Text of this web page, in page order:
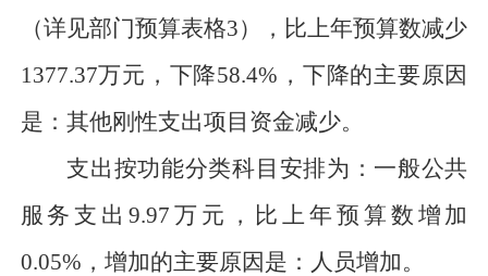
（详见部门预算表格3），比上年预算数减少
1377.37万元 ，下降58.4%，下降的主要原因
是： 其他刚性支出项目资金减少。
支出按功能分类科目安排为：一般公共
服务支出 9.97 万元 ，比上年预算数 增加
0.05%， 增加的主要原因是： 人员增加。